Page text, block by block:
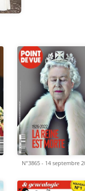
N°3865 - 14 septembre